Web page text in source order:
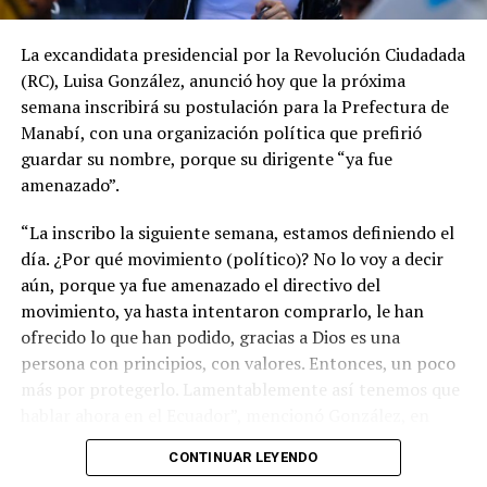
La excandidata presidencial por la Revolución Ciudadada
(RC), Luisa González, anunció hoy que la próxima
semana inscribirá su postulación para la Prefectura de
Manabí, con una organización política que prefirió
guardar su nombre, porque su dirigente “ya fue
amenazado”.
“La inscribo la siguiente semana, estamos definiendo el
día. ¿Por qué movimiento (político)? No lo voy a decir
aún, porque ya fue amenazado el directivo del
movimiento, ya hasta intentaron comprarlo, le han
ofrecido lo que han podido, gracias a Dios es una
persona con principios, con valores. Entonces, un poco
más por protegerlo. Lamentablemente así tenemos que
entrevista a Los Especialistas del medio Ecuador en
CONTINUAR LEYENDO